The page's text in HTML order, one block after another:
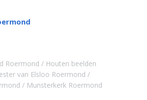
Roermond
Houten beelden
van Elsloo Roermond
Munsterkerk Roermond